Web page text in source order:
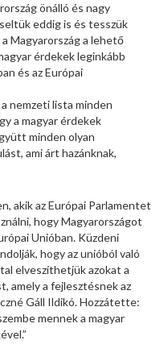
önálló és nagy
eddig is és tesszük
Magyarország a lehető
érdekek leginkább
és az Európai
nemzeti lista minden
a magyar érdekek
minden olyan
ami árt hazánknak,
akik az Európai Parlamentet
hogy Magyarországot
Unióban. Küzdeni
hogy az unióból való
elveszíthetjük azokat a
amely a fejlesztésnek az
Gáll Ildikó. Hozzátette:
mennek a magyar